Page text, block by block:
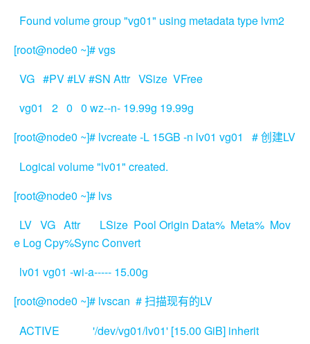
Found volume group "vg01" using metadata type lvm2
[root@node0 ~]# vgs
VG #PV #LV #SN Attr VSize VFree
vg01 2 0 0 wz--n- 19.99g 19.99g
[root@node0 ~]# lvcreate -L 15GB -n lv01 vg01 # 创建LV
Logical volume "lv01" created.
[root@node0 ~]# lvs
LV VG Attr LSize Pool Origin Data% Meta% Mov
e Log Cpy%Sync Convert
lv01 vg01 -wi-a----- 15.00g
[root@node0 ~]# lvscan # 扫描现有的LV
ACTIVE '/dev/vg01/lv01' [15.00 GiB] inherit